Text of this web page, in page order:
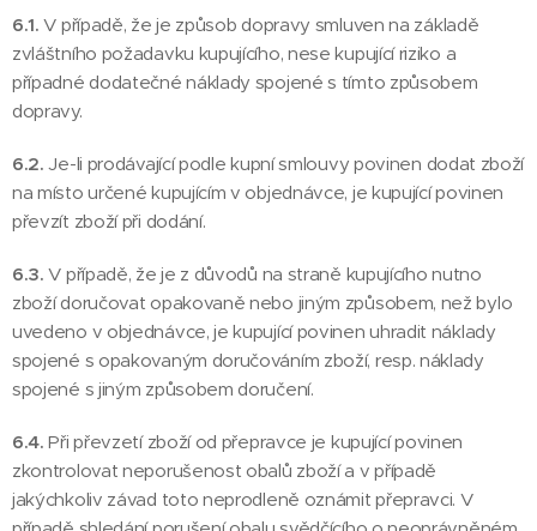
6.1.V případě, že je způsob dopravy smluven na základě
zvláštního požadavku kupujícího, nese kupující riziko a
případné dodatečné náklady spojené s tímto způsobem
dopravy.
6.2.Je-li prodávající podle kupní smlouvy povinen dodat zboží
na místo určené kupujícím v objednávce, je kupující povinen
převzít zboží při dodání.
6.3.V případě, že je z důvodů na straně kupujícího nutno
zboží doručovat opakovaně nebo jiným způsobem, než bylo
uvedeno v objednávce, je kupující povinen uhradit náklady
spojené s opakovaným doručováním zboží, resp. náklady
spojené s jiným způsobem doručení.
6.4.Při převzetí zboží od přepravce je kupující povinen
zkontrolovat neporušenost obalů zboží a v případě
jakýchkoliv závad toto neprodleně oznámit přepravci. V